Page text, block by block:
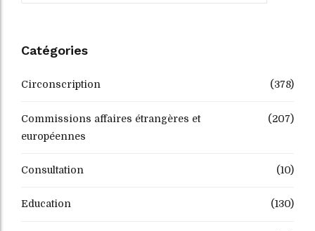
Catégories
Circonscription (378)
Commissions affaires étrangères et
européennes
(207)
Consultation (10)
Education (130)